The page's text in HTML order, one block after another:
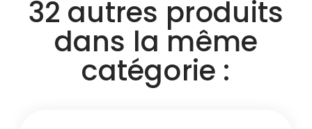
32 autres produits
dans la même
catégorie :